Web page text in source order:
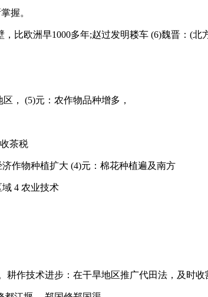
握。
比欧洲早1000多年;赵过发明耧车 (6)魏晋：(
， (5)元：农作物品种增多，
茶税
作物种植扩大 (4)元：棉花种植遍及南方
4 农业技术
作技术进步：在干旱地区推广代田法，及时